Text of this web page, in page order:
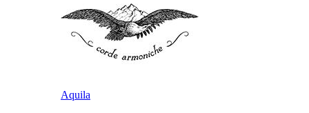
Aquila